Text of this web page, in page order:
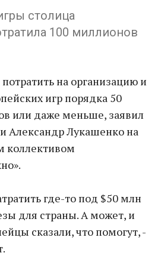
столица
100 миллионов
на организацию и
игр порядка 50
или даже меньше, заявил
Александр Лукашенко на
коллективом
где-то под $50 млн
для страны. А может, и
сказали, что помогут, -